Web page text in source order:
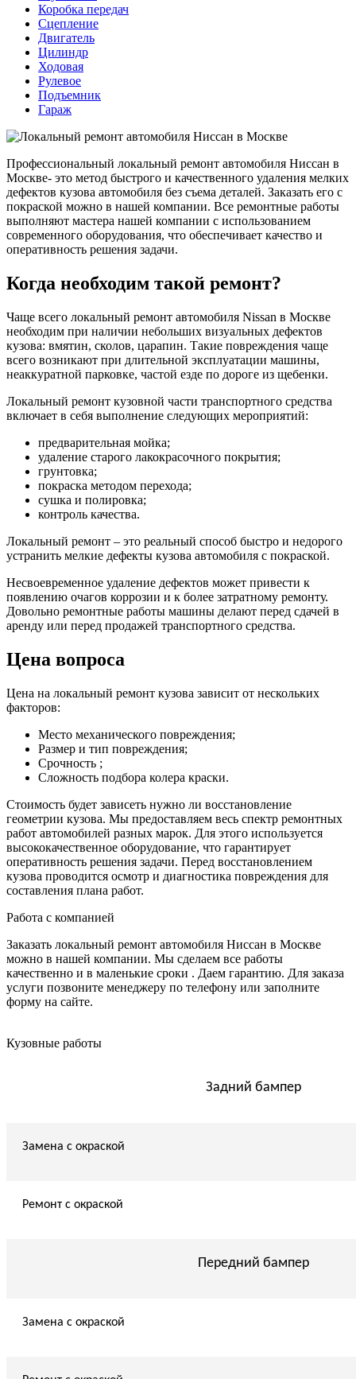
Коробка передач
Сцепление
Двигатель
Цилиндр
Ходовая
Рулевое
Подъемник
Гараж
Профессиональный локальный ремонт автомобиля Ниссан в
Москве- это метод быстрого и качественного удаления мелких
дефектов кузова автомобиля без съема деталей. Заказать его с
покраской можно в нашей компании. Все ремонтные работы
выполняют мастера нашей компании с использованием
современного оборудования, что обеспечивает качество и
оперативность решения задачи.
Когда необходим такой ремонт?
Чаще всего локальный ремонт автомобиля Nissan в Москве
необходим при наличии небольших визуальных дефектов
кузова: вмятин, сколов, царапин. Такие повреждения чаще
всего возникают при длительной эксплуатации машины,
неаккуратной парковке, частой езде по дороге из щебенки.
Локальный ремонт кузовной части транспортного средства
включает в себя выполнение следующих мероприятий:
предварительная мойка;
удаление старого лакокрасочного покрытия;
грунтовка;
покраска методом перехода;
сушка и полировка;
контроль качества.
Локальный ремонт – это реальный способ быстро и недорого
устранить мелкие дефекты кузова автомобиля с покраской.
Несвоевременное удаление дефектов может привести к
появлению очагов коррозии и к более затратному ремонту.
Довольно ремонтные работы машины делают перед сдачей в
аренду или перед продажей транспортного средства.
Цена вопроса
Цена на локальный ремонт кузова зависит от нескольких
факторов:
Место механического повреждения;
Размер и тип повреждения;
Срочность ;
Сложность подбора колера краски.
Стоимость будет зависеть нужно ли восстановление
геометрии кузова. Мы предоставляем весь спектр ремонтных
работ автомобилей разных марок. Для этого используется
высококачественное оборудование, что гарантирует
оперативность решения задачи. Перед восстановлением
кузова проводится осмотр и диагностика повреждения для
составления плана работ.
Работа с компанией
Заказать локальный ремонт автомобиля Ниссан в Москве
можно в нашей компании. Мы сделаем все работы
качественно и в маленькие сроки . Даем гарантию. Для заказа
услуги позвоните менеджеру по телефону или заполните
форму на сайте.
Кузовные работы
Задний бампер
Замена с окраской
Ремонт с окраской
Передний бампер
Замена с окраской